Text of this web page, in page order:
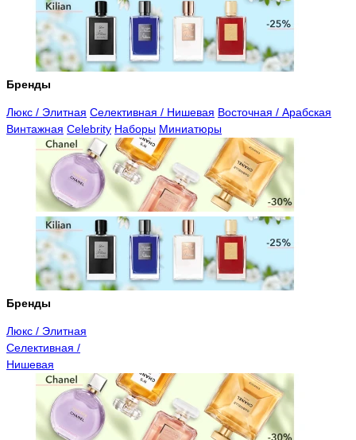
Бренды
Люкс / Элитная Селективная / Нишевая Восточная / Арабская
Винтажная Celebrity Наборы Миниатюры
Бренды
Люкс / Элитная
Селективная /
Нишевая